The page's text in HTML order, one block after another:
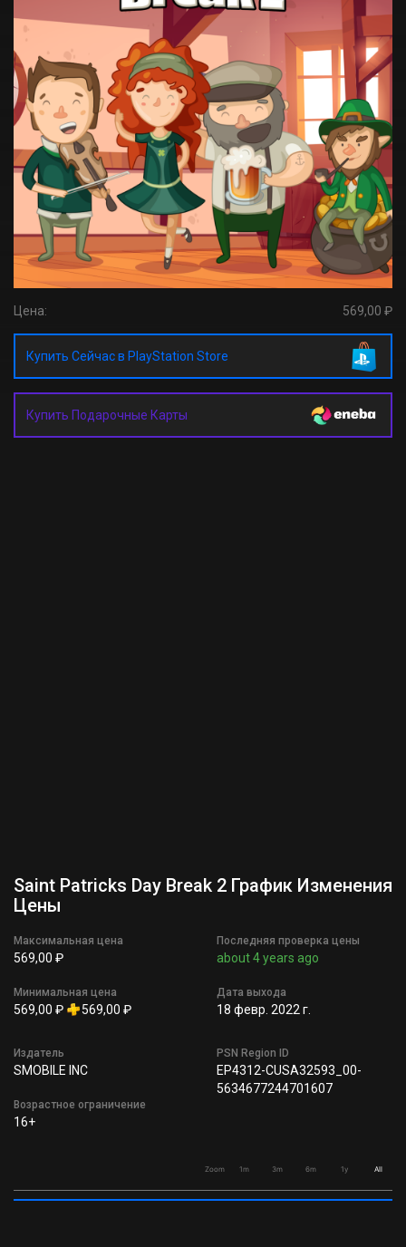
Цена: 569,00 ₽
Купить Сейчас в PlayStation Store
Купить Подарочные Карты
Saint Patricks Day Break 2 График Изменения
Цены
Максимальная цена
569,00 ₽
Минимальная цена
569,00 ₽ 569,00 ₽
Последняя проверка цены
about 4 years ago
Дата выхода
18 февр. 2022 г.
Издатель
SMOBILE INC
Возрастное ограничение
16+
PSN Region ID
EP4312-CUSA32593_00-
5634677244701607
Zoom 1m 3m 6m 1y All